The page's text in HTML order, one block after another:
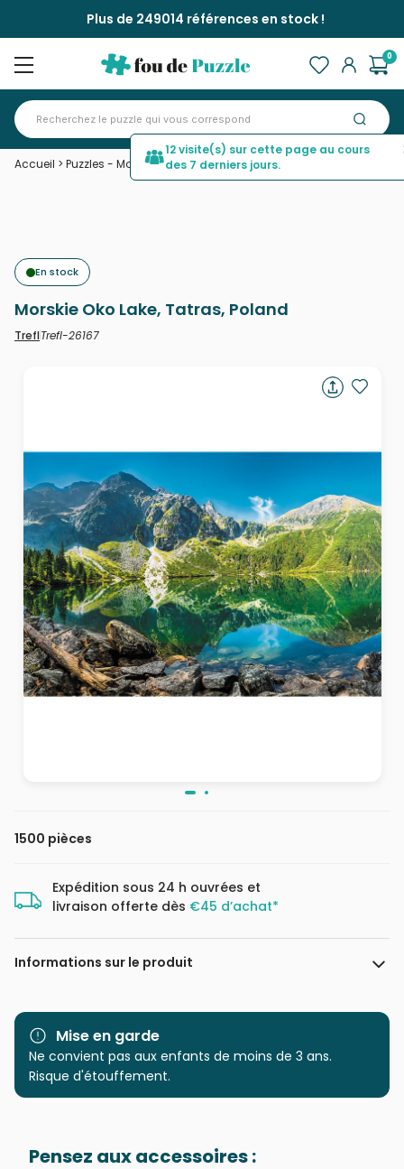
Plus de 249014 références en stock !
0
Accueil > Puzzles - Montagnes> Morskie Oko Lake, Tatras, Poland
En stock
Morskie Oko Lake, Tatras, Poland
TreflTrefl-26167
1500 pièces
Expédition sous 24 h ouvrées et
livraison offerte dès €45 d’achat*
Informations sur le produit
Marque
Trefl, le leader de l'Europe de
Catégorie
Mise en garde
Ne convient pas aux enfants de moins de 3 ans.
Risque d'étouffement.
Pensez aux accessoires :
12 visite(s) sur cette page au cours
des 7 derniers jours.